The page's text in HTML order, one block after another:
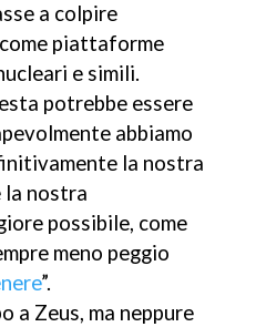
a colpire
piattaforme
e simili.
potrebbe essere
abbiamo
la nostra
la nostra
possibile, come
meno peggio
”.
a Zeus, ma neppure